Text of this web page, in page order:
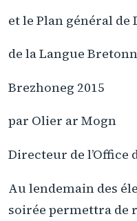
et le Plan général de
de la Langue
Brezhoneg 2015
par Olier ar Mogn
Directeur de l’Office
Au lendemain des
soirée permettra de